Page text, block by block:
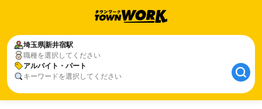
埼玉県新井宿駅
職種を選択してください
アルバイト・パート
キーワードを選択してください